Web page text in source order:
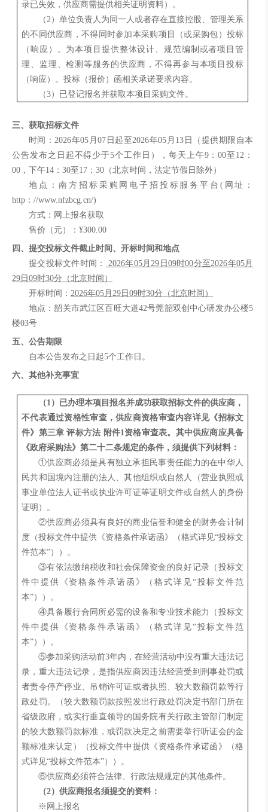
录已失效，供应商需提供相关证明资料） 。
（2）单位负责人为同一人或者存在直接控股、管理关系
的不同供应商，不得同时参加本采购项目（或采购包）投标
（响应）。为本项目提供整体设计、规范编制或者项目管
理、监理、检测等服务的供应商，不得再参与本项目投标
（响应）。投标（报价）函相关承诺要求内容。
（3）已登记报名并获取本项目采购文件。
三、获取招标文件
时间：2026年05 月07 日起至2026年05 月 13 日（提供期限自本
公告发布之日起不得少于5个工作日），每天上午9：00至 12：
00 ，下午14：30至 17：30 （北京时间，法定节假日除外）
地点：南方招标采购网电子招投标服务平台 (网址：
http ： //www.nfzbcg.cn/)
方式：网上报名获取
售价（元）： ¥300.00
四、提交投标文件截止时间、开标时间和地点
提交投标文件时间 ： 2026年05月29 日 09时00分至2026年05月
29 日 09时30分（北京时间）
开标时间 ： 2026年05月 29 日 09时30分 （北京时间）
地点：韶关市武江区百旺大道42号莞韶双创中心研发办公楼5
楼03号
五、公告期限
自本公告发布之日起5个工作日。
六、其他补充事宜
（1）已办理本项目报名并成功获取招标文件的供应商，
不代表通过资格性审查，供应商资格审查内容详见《招标文
件》 第三章 评标方法 附件1资格审查表。其中供应商应具备
《政府采购法》第二十二条规定的条件，须提供下列材料：
①供应商必须是具有独立承担民事责任能力的在中华人
民共和国境内注册的法人、其他组织或自然人（营业执照或
事业单位法人证书或执业许可证等证明文件或自然人的身份
证明）。
②供应商必须具有良好的商业信誉和健全的财务会计制
度（投标文件中提供《资格条件承诺函》（格式详见“投标文
件范本”）
）。
③有依法缴纳税收和社会保障资金的良好记录（ 投标文
件中提供《资格条件承诺函》（格式详见“投标文件范
本”）
）。
④具备履行合同所必需的设备和专业技术能力（ 投标文
件中提供《资格条件承诺函》（格式详见“投标文件范
本”）
）。
⑤参加采购活动前3年内，在经营活动中没有重大违法记
录，重大违法记录，是指供应商因违法经营受到刑事处罚或
者责令停产停业、吊销许可证或者执照、较大数额罚款等行
政处罚。（较大数额罚款按照发出行政处罚决定书部门所在
省级政府，或实行垂直领导的国务院有关行政主管部门制定
的较大数额罚款标准，或罚款决定之前需要举行听证会的金
额标准来认定）
（投标文件中提供《资格条件承诺函》（格
式详见“投标文件范本”）
）。
⑥供应商必须符合法律、行政法规规定的其他条件。
（2）供应商报名须提交的资料：
※网上报名